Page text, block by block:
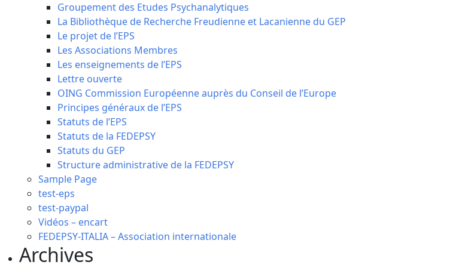
Groupement des Etudes Psychanalytiques
La Bibliothèque de Recherche Freudienne et Lacanienne du GEP
Le projet de l’EPS
Les Associations Membres
Les enseignements de l’EPS
Lettre ouverte
OING Commission Européenne auprès du Conseil de l’Europe
Principes généraux de l’EPS
Statuts de l’EPS
Statuts de la FEDEPSY
Statuts du GEP
Structure administrative de la FEDEPSY
Sample Page
test-eps
test-paypal
Vidéos – encart
FEDEPSY-ITALIA – Association internationale
Archives